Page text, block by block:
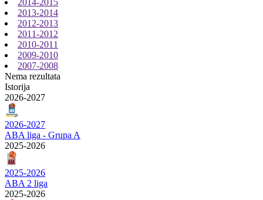
2013-2014
2012-2013
2011-2012
2010-2011
2009-2010
2007-2008
Nema rezultata
Istorija
2026-2027
2026-2027
ABA liga - Grupa A
2025-2026
2025-2026
ABA 2 liga
2025-2026